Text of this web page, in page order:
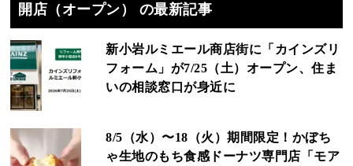
開店（オープン） の最新記事
新小岩ルミエール商店街に「カインズリ
フォーム」が7/25（土）オープン、住ま
いの相談窓口が身近に
8/5（水）〜18（火）期間限定！かぼち
ゃ生地のもち食感ドーナツ専門店「モア